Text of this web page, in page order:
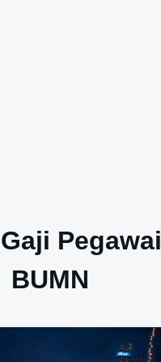
Gaji Pegawai
BUMN